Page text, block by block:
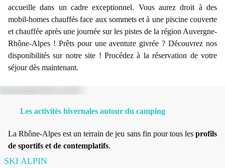
accueille dans un cadre exceptionnel. Vous aurez droit à des
mobil-homes chauffés face aux sommets et à une piscine couverte
et chauffée après une journée sur les pistes de la région Auvergne-
Rhône-Alpes ! Prêts pour une aventure givrée ? Découvrez nos
disponibilités sur notre site ! Procédez à la réservation de votre
séjour dès maintenant.
Les activités hivernales autour du camping
La Rhône-Alpes est un terrain de jeu sans fin pour tous les profils
de sportifs et de contemplatifs.
SKI ALPIN